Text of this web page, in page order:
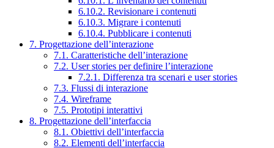
6.10.2. Revisionare i contenuti
6.10.3. Migrare i contenuti
6.10.4. Pubblicare i contenuti
7. Progettazione dell’interazione
7.1. Caratteristiche dell’interazione
7.2. User stories per definire l’interazione
7.2.1. Differenza tra scenari e user stories
7.3. Flussi di interazione
7.4. Wireframe
7.5. Prototipi interattivi
8. Progettazione dell’interfaccia
8.1. Obiettivi dell’interfaccia
8.2. Elementi dell’interfaccia